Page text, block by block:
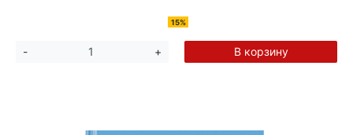
15%
- + В корзину